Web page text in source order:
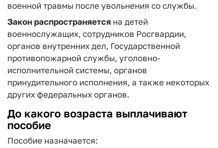
военной травмы после увольнения со службы.
Закон распространяется на детей
военнослужащих, сотрудников Росгвардии,
органов внутренних дел, Государственной
противопожарной службы, уголовно-
исполнительной системы, органов
принудительного исполнения, а также некоторых
других федеральных органов.
До какого возраста выплачивают
пособие
Пособие назначается: